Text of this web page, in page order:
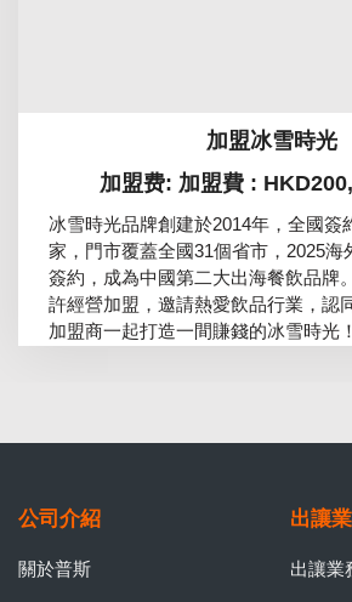
加盟冰雪時光
加盟费: 加盟費 :
冰雪時光品牌創建於2014年，全國簽
家，門市覆蓋全國31個省市，2025海
簽約，成為中國第二大出海餐飲品牌
許經營加盟，邀請熱愛飲品行業，認
加盟商一起打造一間賺錢的冰雪時光！
公司介紹
關於普斯
出讓
出讓業